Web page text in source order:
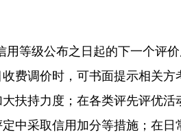
等级公布之日起的下一个评
费调价时，可书面提示相关
扶持力度；在各类评先评优
中采取信用加分等措施；在